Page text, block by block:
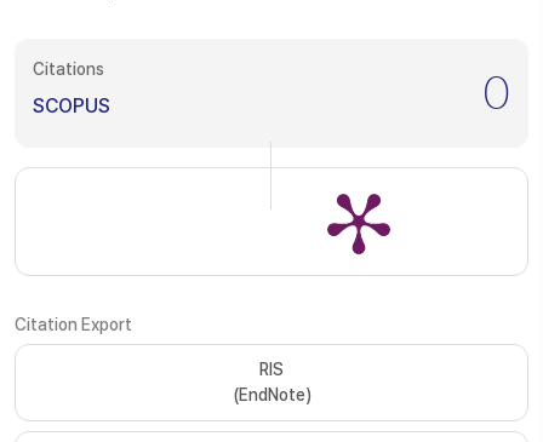
Citations
SCOPUS 0
Citation Export
RIS
(EndNote)